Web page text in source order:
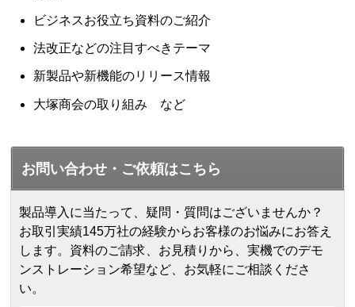
ビジネスお役立ち資料のご紹介
法改正などの注目すべきテーマ
新製品や新機能のリリース情報
大塚商会の取り組み など
お問い合わせ・ご依頼はこちら
製品導入に当たって、疑問・質問はございませんか？
お取引実績145万社の経験からお客様のお悩みにお答え
します。 資料のご請求、お見積りから、実機でのデモ
ンストレーション希望など、お気軽にご相談くださ
い。